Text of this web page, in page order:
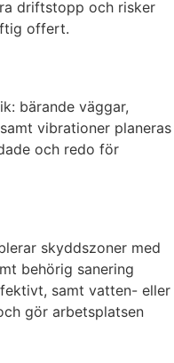
driftstopp och risker
offert.
bärande väggar,
vibrationer planeras
och redo för
skyddszoner med
behörig sanering
samt vatten- eller
gör arbetsplatsen